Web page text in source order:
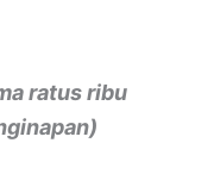
ratus ribu